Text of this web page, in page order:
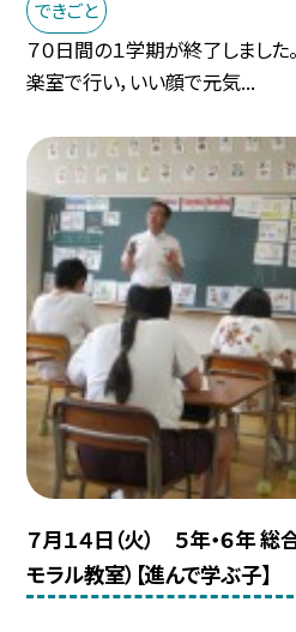
できごと
７０日間の１学期が終了しまし
楽室で行い，いい顔で元気...
７月１４日（火） ５年・６年
モラル教室）【進んで学ぶ子】